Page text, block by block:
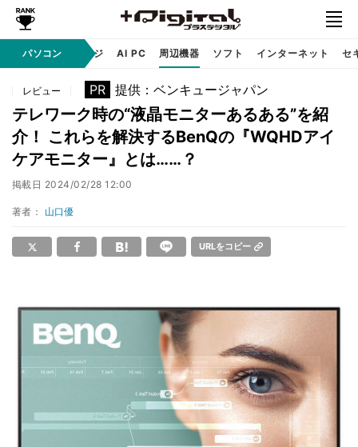
パソコン
自作 / テクノロジ AI PC 周辺機器 ソフト インターネット セ
レビュー PR 提供：ベンキュージャパン
テレワーク時の“液晶モニターあるある”を紹
介！ これらを解決するBenQの『WQHDアイ
ケアモニター』とは……？
掲載日 2024/02/28 12:00
著者： 山口優
URLをコピー